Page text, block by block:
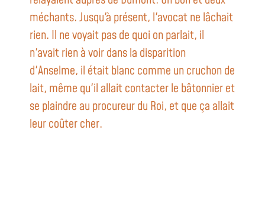
méchants. Jusqu'à présent, l'avocat ne lâchait
rien. Il ne voyait pas de quoi on parlait, il
n'avait rien à voir dans la disparition
d'Anselme, il était blanc comme un cruchon de
lait, même qu'il allait contacter le bâtonnier et
se plaindre au procureur du Roi, et que ça allait
leur coûter cher.